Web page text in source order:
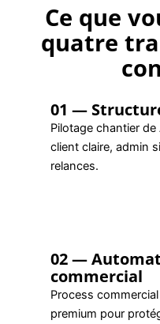
Ce que
quatre
01 —
Pilotage chantier
client claire, admin
relances.
02 —
commercial
Process
premium pour